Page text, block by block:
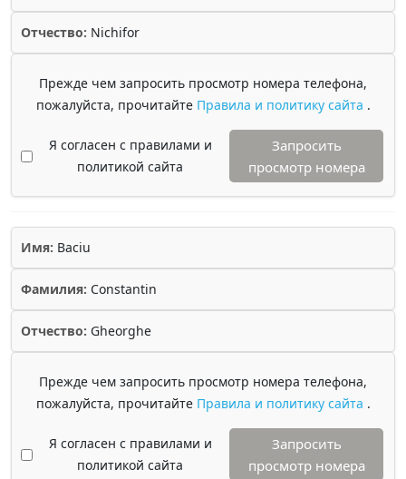
Отчество: Nichifor
Прежде чем запросить просмотр номера телефона,
пожалуйста, прочитайте Правила и политику сайта .
Я согласен с правилами и
политикой сайта
Запросить
просмотр номера
Имя: Baciu
Фамилия: Constantin
Отчество: Gheorghe
Прежде чем запросить просмотр номера телефона,
пожалуйста, прочитайте Правила и политику сайта .
Я согласен с правилами и
политикой сайта
Запросить
просмотр номера